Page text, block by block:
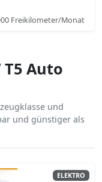
Freikilometer/Monat
Auto
und
und günstiger als
ELEKTRO